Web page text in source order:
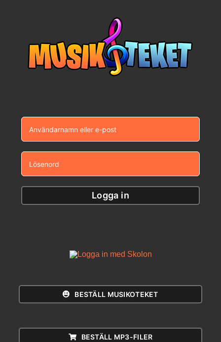
Logga in
BESTÄLL MUSIKOTEKET
BESTÄLL MP3-FILER